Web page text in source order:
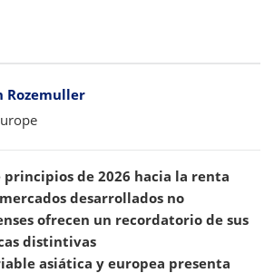
Rozemuller
principios de 2026 hacia la renta
desarrollados no
ofrecen un recordatorio de sus
distintivas
asiática y europea presenta